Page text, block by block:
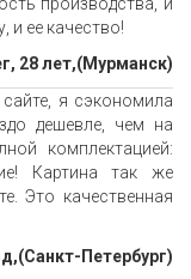
производства, и
и ее качество!
28 лет,(Мурманск)
я сэкономила
дешевле, чем на
комплектацией:
Картина так же
Это качественная
Петербург)